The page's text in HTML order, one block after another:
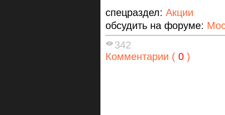
спецраздел: Акции
обсудить на форуме:
342
Комментарии ( 0 )